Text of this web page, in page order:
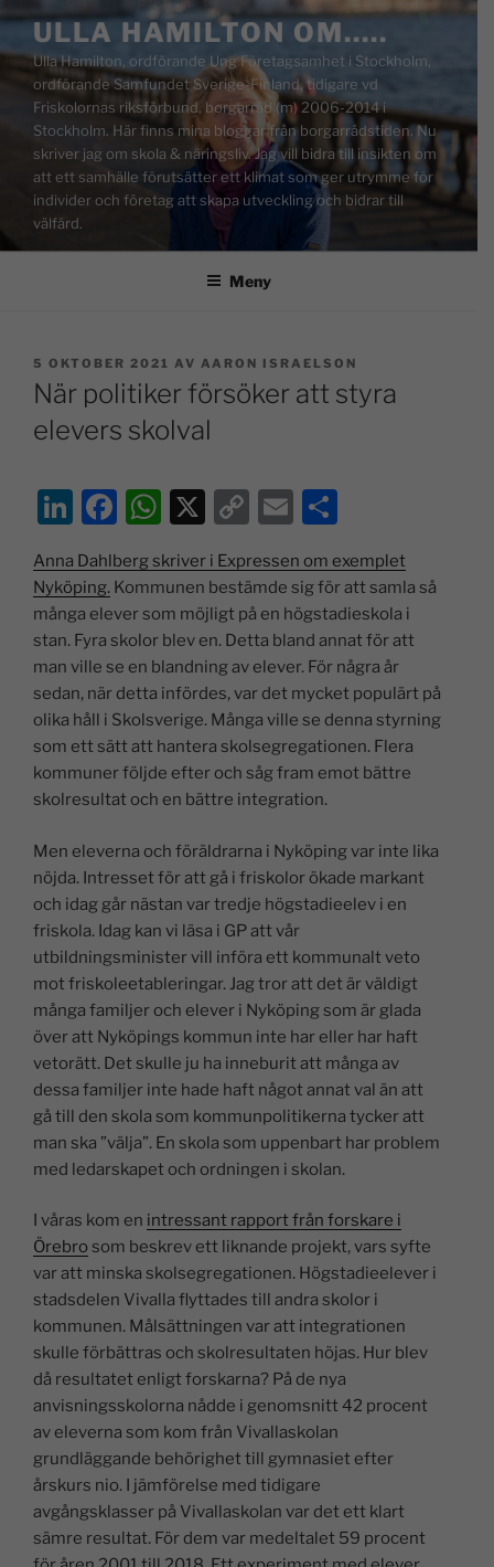
ULLA HAMILTON OM…..
Ulla Hamilton, ordförande Ung Företagsamhet i Stockholm,
ordförande Samfundet Sverige-Finland, tidigare vd
Friskolornas riksförbund, borgarråd (m) 2006-2014 i
Stockholm. Här finns mina bloggar från borgarrådstiden. Nu
skriver jag om skola & näringsliv. Jag vill bidra till insikten om
att ett samhälle förutsätter ett klimat som ger utrymme för
individer och företag att skapa utveckling och bidrar till
välfärd.
Meny
5 OKTOBER 2021 AV AARON ISRAELSON
När politiker försöker att styra
elevers skolval
Li
k
e
dI
n
F
c
e
b
o
o
k
W
at
s
A
p
p
X
C
p
y
Li
n
k
E
ai
l
a
Anna Dahlberg skriver i Expressen om exemplet
Nyköping. Kommunen bestämde sig för att samla så
många elever som möjligt på en högstadieskola i
stan. Fyra skolor blev en. Detta bland annat för att
man ville se en blandning av elever. För några år
sedan, när detta infördes, var det mycket populärt på
olika håll i Skolsverige. Många ville se denna styrning
som ett sätt att hantera skolsegregationen. Flera
kommuner följde efter och såg fram emot bättre
skolresultat och en bättre integration.
Men eleverna och föräldrarna i Nyköping var inte lika
nöjda. Intresset för att gå i friskolor ökade markant
och idag går nästan var tredje högstadieelev i en
friskola. Idag kan vi läsa i GP att vår
utbildningsminister vill införa ett kommunalt veto
mot friskoleetableringar. Jag tror att det är väldigt
många familjer och elever i Nyköping som är glada
över att Nyköpings kommun inte har eller har haft
vetorätt. Det skulle ju ha inneburit att många av
dessa familjer inte hade haft något annat val än att
gå till den skola som kommunpolitikerna tycker att
man ska ”välja”. En skola som uppenbart har problem
med ledarskapet och ordningen i skolan.
I våras kom en intressant rapport från forskare i
Örebro som beskrev ett liknande projekt, vars syfte
var att minska skolsegregationen. Högstadieelever i
stadsdelen Vivalla flyttades till andra skolor i
kommunen. Målsättningen var att integrationen
skulle förbättras och skolresultaten höjas. Hur blev
då resultatet enligt forskarna? På de nya
anvisningsskolorna nådde i genomsnitt 42 procent
av eleverna som kom från Vivallaskolan
grundläggande behörighet till gymnasiet efter
årskurs nio. I jämförelse med tidigare
avgångsklasser på Vivallaskolan var det ett klart
sämre resultat. För dem var medeltalet 59 procent